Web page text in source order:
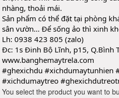
nhàng, thoải mái.
Sản phẩm có thể đặt tại phòng
sân vườn... Để sống ảo thì xinh
Lh: 0938 423 805 (zalo)
Đc: 1s Đinh Bộ Lĩnh, p15, Q.Bình
www.banghemaytrela.com
#ghexichdu #xichdumaytunhien
#xichdumaytreo
You select the product you want to